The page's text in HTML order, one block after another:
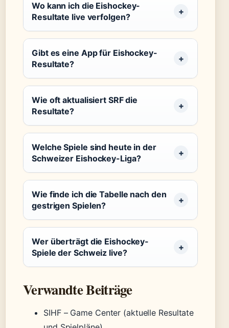
Wo kann ich die Eishockey-
Resultate live verfolgen?
Gibt es eine App für Eishockey-
Resultate?
Wie oft aktualisiert SRF die
Resultate?
Welche Spiele sind heute in der
Schweizer Eishockey-Liga?
Wie finde ich die Tabelle nach den
gestrigen Spielen?
Wer überträgt die Eishockey-
Spiele der Schweiz live?
Verwandte Beiträge
SIHF – Game Center (aktuelle Resultate